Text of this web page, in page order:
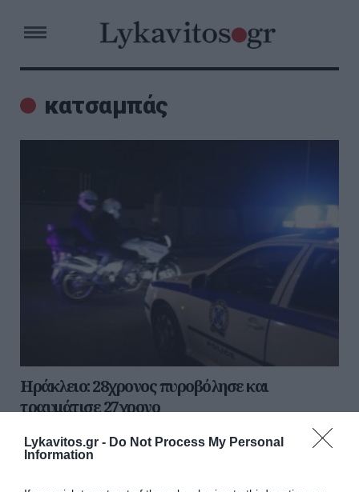
Lykavitos.gr - Do Not Process My Personal
Information
κατσαμπάς
Ηράκλειο: 28χρονος πυροβόλησε και
τραυμάτισε 27χρονo
Αναστάτωση προκλήθηκε στη 1 μετά τα μεσάνυχτα στο
Ηράκλειο της Κρήτης, όταν ένας 28χρονος πυροβόλησε